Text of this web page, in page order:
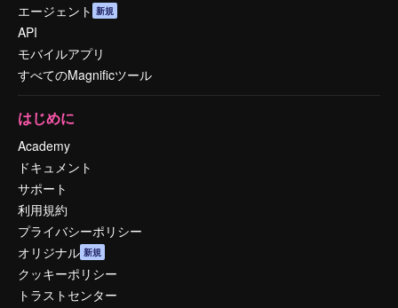
エージェント 新規
API
モバイルアプリ
すべてのMagnificツール
はじめに
Academy
ドキュメント
サポート
利用規約
プライバシーポリシー
オリジナル 新規
クッキーポリシー
トラストセンター